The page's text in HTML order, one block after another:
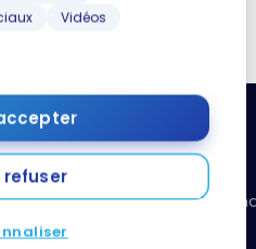
Vidéos
refuser
Ressources utiles
Boîte à outils: organisez vos
points